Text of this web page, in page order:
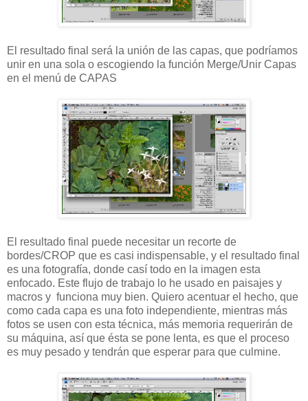
El resultado final será la unión de las capas, que podríamos
unir en una sola o escogiendo la función Merge/Unir Capas
en el menú de CAPAS
El resultado final puede necesitar un recorte de
bordes/CROP que es casi indispensable, y el resultado final
es una fotografía, donde casí todo en la imagen esta
enfocado. Este flujo de trabajo lo he usado en paisajes y
macros y funciona muy bien. Quiero acentuar el hecho, que
como cada capa es una foto independiente, mientras más
fotos se usen con esta técnica, más memoria requerirán de
su máquina, así que ésta se pone lenta, es que el proceso
es muy pesado y tendrán que esperar para que culmine.